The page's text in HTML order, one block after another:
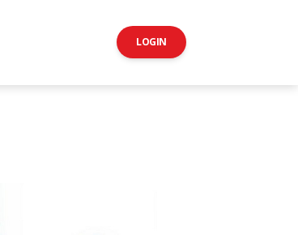
LOGIN